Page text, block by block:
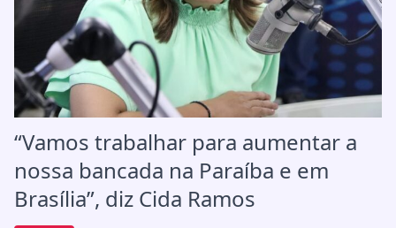
“Vamos trabalhar para aumentar a
nossa bancada na Paraíba e em
Brasília”, diz Cida Ramos